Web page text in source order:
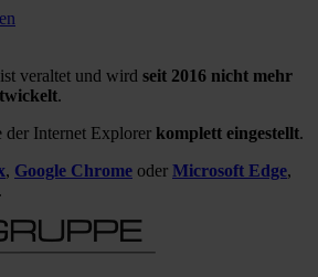
ist veraltet und wird seit 2016 nicht mehr
.
der Internet Explorer komplett eingestellt.
, Google Chrome oder Microsoft Edge,